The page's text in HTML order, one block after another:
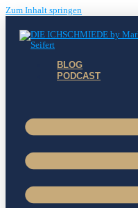
Zum Inhalt springen
BLOG
PODCAST